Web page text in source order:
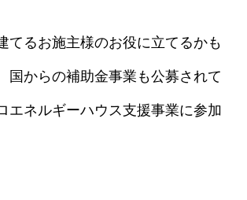
てるお施主様のお役に立てるかも
国からの補助金事業も公募されて
エネルギーハウス支援事業に参加